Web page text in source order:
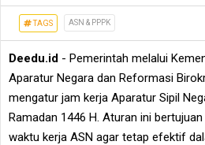
TAGS ASN & PPPK
Deedu.id - Pemerintah melalui
Aparatur Negara dan Reformasi
mengatur jam kerja Aparatur Sipil
Ramadan 1446 H. Aturan ini
waktu kerja ASN agar tetap efektif